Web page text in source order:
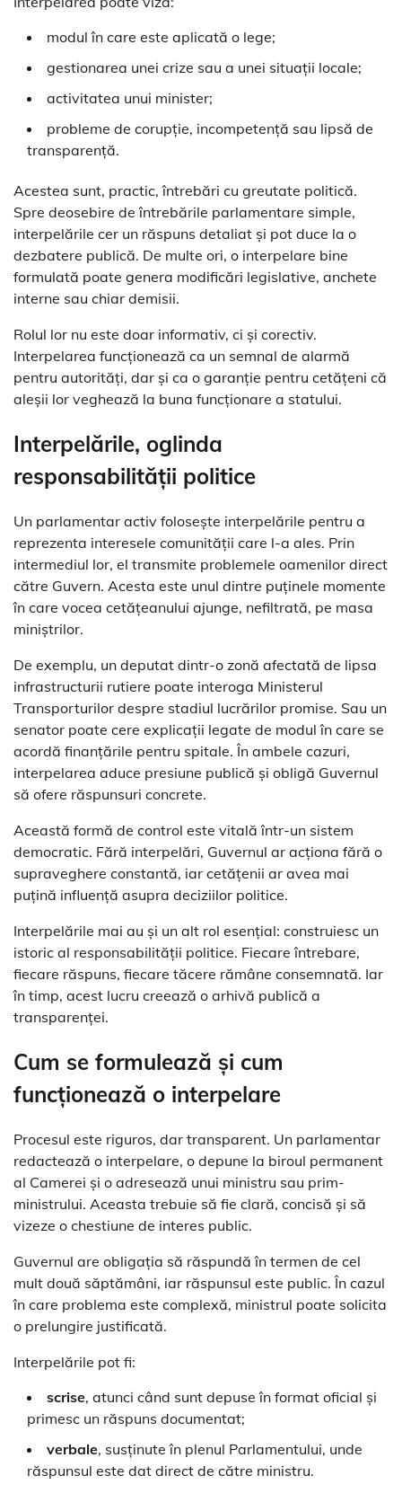
modul în care este aplicată o lege;
gestionarea unei crize sau a unei situații locale;
activitatea unui minister;
probleme de corupție, incompetență sau lipsă de
transparență.
Acestea sunt, practic, întrebări cu greutate politică.
Spre deosebire de întrebările parlamentare simple,
interpelările cer un răspuns detaliat și pot duce la o
dezbatere publică. De multe ori, o interpelare bine
formulată poate genera modificări legislative, anchete
interne sau chiar demisii.
Rolul lor nu este doar informativ, ci și corectiv.
Interpelarea funcționează ca un semnal de alarmă
pentru autorități, dar și ca o garanție pentru cetățeni că
aleșii lor veghează la buna funcționare a statului.
Interpelările, oglinda
responsabilității politice
Un parlamentar activ folosește interpelările pentru a
reprezenta interesele comunității care l-a ales. Prin
intermediul lor, el transmite problemele oamenilor direct
către Guvern. Acesta este unul dintre puținele momente
în care vocea cetățeanului ajunge, nefiltrată, pe masa
miniștrilor.
De exemplu, un deputat dintr-o zonă afectată de lipsa
infrastructurii rutiere poate interoga Ministerul
Transporturilor despre stadiul lucrărilor promise. Sau un
senator poate cere explicații legate de modul în care se
acordă finanțările pentru spitale. În ambele cazuri,
interpelarea aduce presiune publică și obligă Guvernul
să ofere răspunsuri concrete.
Această formă de control este vitală într-un sistem
democratic. Fără interpelări, Guvernul ar acționa fără o
supraveghere constantă, iar cetățenii ar avea mai
puțină influență asupra deciziilor politice.
Interpelările mai au și un alt rol esențial: construiesc un
istoric al responsabilității politice. Fiecare întrebare,
fiecare răspuns, fiecare tăcere rămâne consemnată. Iar
în timp, acest lucru creează o arhivă publică a
transparenței.
Cum se formulează și cum
funcționează o interpelare
Procesul este riguros, dar transparent. Un parlamentar
redactează o interpelare, o depune la biroul permanent
al Camerei și o adresează unui ministru sau prim-
ministrului. Aceasta trebuie să fie clară, concisă și să
vizeze o chestiune de interes public.
Guvernul are obligația să răspundă în termen de cel
mult două săptămâni, iar răspunsul este public. În cazul
în care problema este complexă, ministrul poate solicita
o prelungire justificată.
Interpelările pot fi:
scrise, atunci când sunt depuse în format oficial și
primesc un răspuns documentat;
verbale, susținute în plenul Parlamentului, unde
răspunsul este dat direct de către ministru.